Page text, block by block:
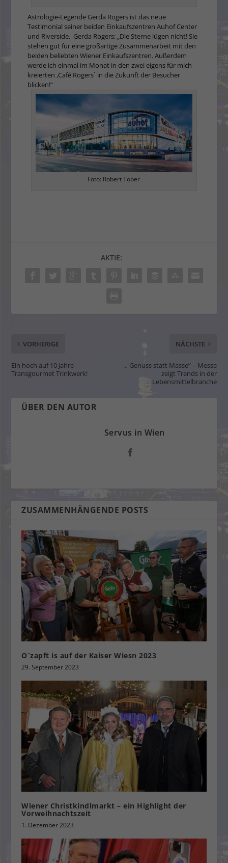
Astrologie-Legende Gerda Rogers ist das neue
Testimonial seiner beiden Einkaufszentren Auhof Center
und Riverside. Gerda Rogers: „Die Sterne lügen nicht! Sie
stehen gut für eine großartige Zusammenarbeit mit den
beiden beliebten Wiener Einkaufszentren. Außerdem
werde ich einmal im Monat in den zwei eigens für mich
kreierten ,Café Rogers` in die Zukunft der Besucher
blicken!“
Foto: Robert Tober
AKTIE:
VORHERIGE
Ein hoch auf 10 Jahre
Transgourmet Trinkwerk!
NÄCHSTE
,, Genuss statt Masse” – Messe
zeigt Trends in der
Lebensmittelbranche
ÜBER DEN AUTOR
Servus in Wien
ZUSAMMENHÄNGENDE POSTS
O`zapft is auf der Kaiser Wiesn 2023
29. September 2023
Wiener Christkindlmarkt – ein Highlight der
Vorweihnachtszeit
1. Dezember 2023